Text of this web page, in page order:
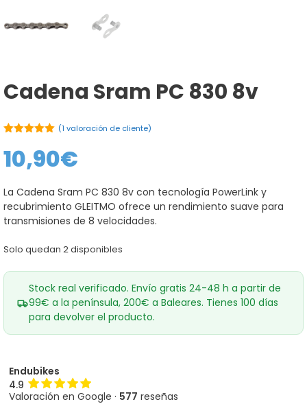
Cadena Sram PC 830 8v
(1 valoración de cliente)
10,90€
La Cadena Sram PC 830 8v con tecnología PowerLink y
recubrimiento GLEITMO ofrece un rendimiento suave para
transmisiones de 8 velocidades.
Solo quedan 2 disponibles
Stock real verificado. Envío gratis 24-48 h a partir de
99€ a la península, 200€ a Baleares. Tienes 100 días
para devolver el producto.
Endubikes
4.9
Valoración en Google · 577 reseñas